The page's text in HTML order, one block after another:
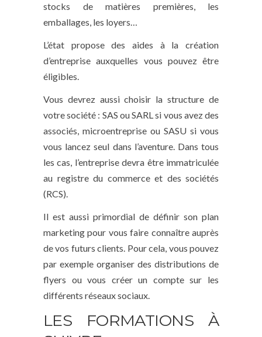
stocks de matières premières, les
emballages, les loyers…
L’état propose des aides à la création
d’entreprise auxquelles vous pouvez être
éligibles.
Vous devrez aussi choisir la structure de
votre société : SAS ou SARL si vous avez des
associés, microentreprise ou SASU si vous
vous lancez seul dans l’aventure. Dans tous
les cas, l’entreprise devra être immatriculée
au registre du commerce et des sociétés
(RCS).
Il est aussi primordial de définir son plan
marketing pour vous faire connaître auprès
de vos futurs clients. Pour cela, vous pouvez
par exemple organiser des distributions de
flyers ou vous créer un compte sur les
différents réseaux sociaux.
LES FORMATIONS À